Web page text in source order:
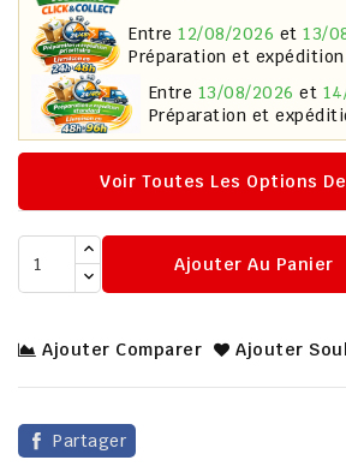
entre 12/08/2026 et13/
Préparation et
entre 13/08/2026 et
Préparation et
Voir Toutes Les Options
Ajouter Au Panier
Ajouter Comparer Ajouter
Partager